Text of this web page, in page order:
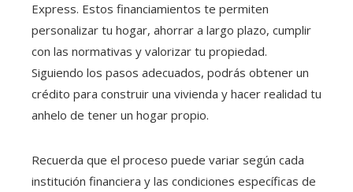
Express. Estos financiamientos te permiten
personalizar tu hogar, ahorrar a largo plazo, cumplir
con las normativas y valorizar tu propiedad.
Siguiendo los pasos adecuados, podrás obtener un
crédito para construir una vivienda y hacer realidad tu
anhelo de tener un hogar propio.
Recuerda que el proceso puede variar según cada
institución financiera y las condiciones específicas de